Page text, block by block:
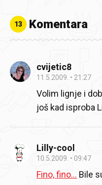
13 Komentara
cvijetic8
11.5.2009. 21:27
Volim lignje i
još kad isproba
Lilly-cool
10.5.2009. 09:47
Fino, fino… Bile